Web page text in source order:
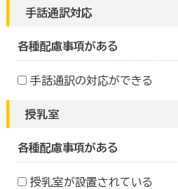
手話通訳対応
各種配慮事項がある
手話通訳の対応ができる
授乳室
各種配慮事項がある
授乳室が設置されている